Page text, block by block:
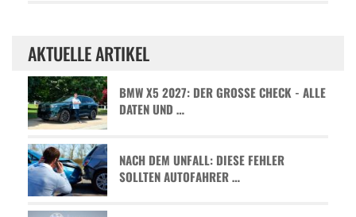
AKTUELLE ARTIKEL
BMW X5 2027: DER GROSSE CHECK - ALLE D
ATEN UND …
NACH DEM UNFALL: DIESE FEHLER
SOLLTEN AUTOFAHRER …